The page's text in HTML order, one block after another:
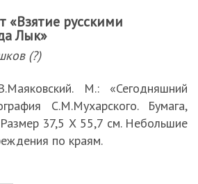
«Взятие русскими
Лык»
(?)
М.: «Сегодняшний
С.М.Мухарского. Бумага,
37,5 Х 55,7 см. Небольшие
по краям.